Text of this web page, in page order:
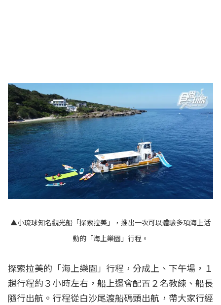
▲小琉球知名觀光船「探索拉美」，推出一次可以體驗多項海上活
動的「海上樂園」行程。
探索拉美的「海上樂園」行程，分成上、下午場，１
趟行程約３小時左右，船上還會配置２名教練、船長
隨行出航。行程從白沙尾渡船碼頭出航，帶大家行經